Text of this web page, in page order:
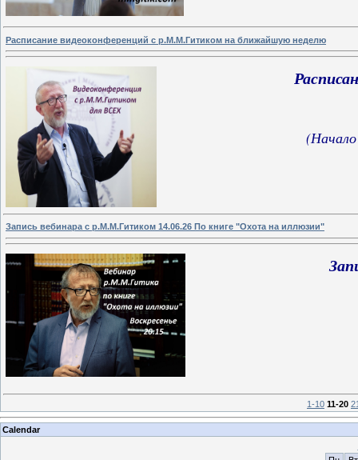
Расписание видеоконференций с р.М.М.Гитиком на ближайшую неделю
(Начало
Запись вебинара с р.М.М.Гитиком 14.06.26 По книге "Охота на иллюзии"
1-10 11-20
Calendar